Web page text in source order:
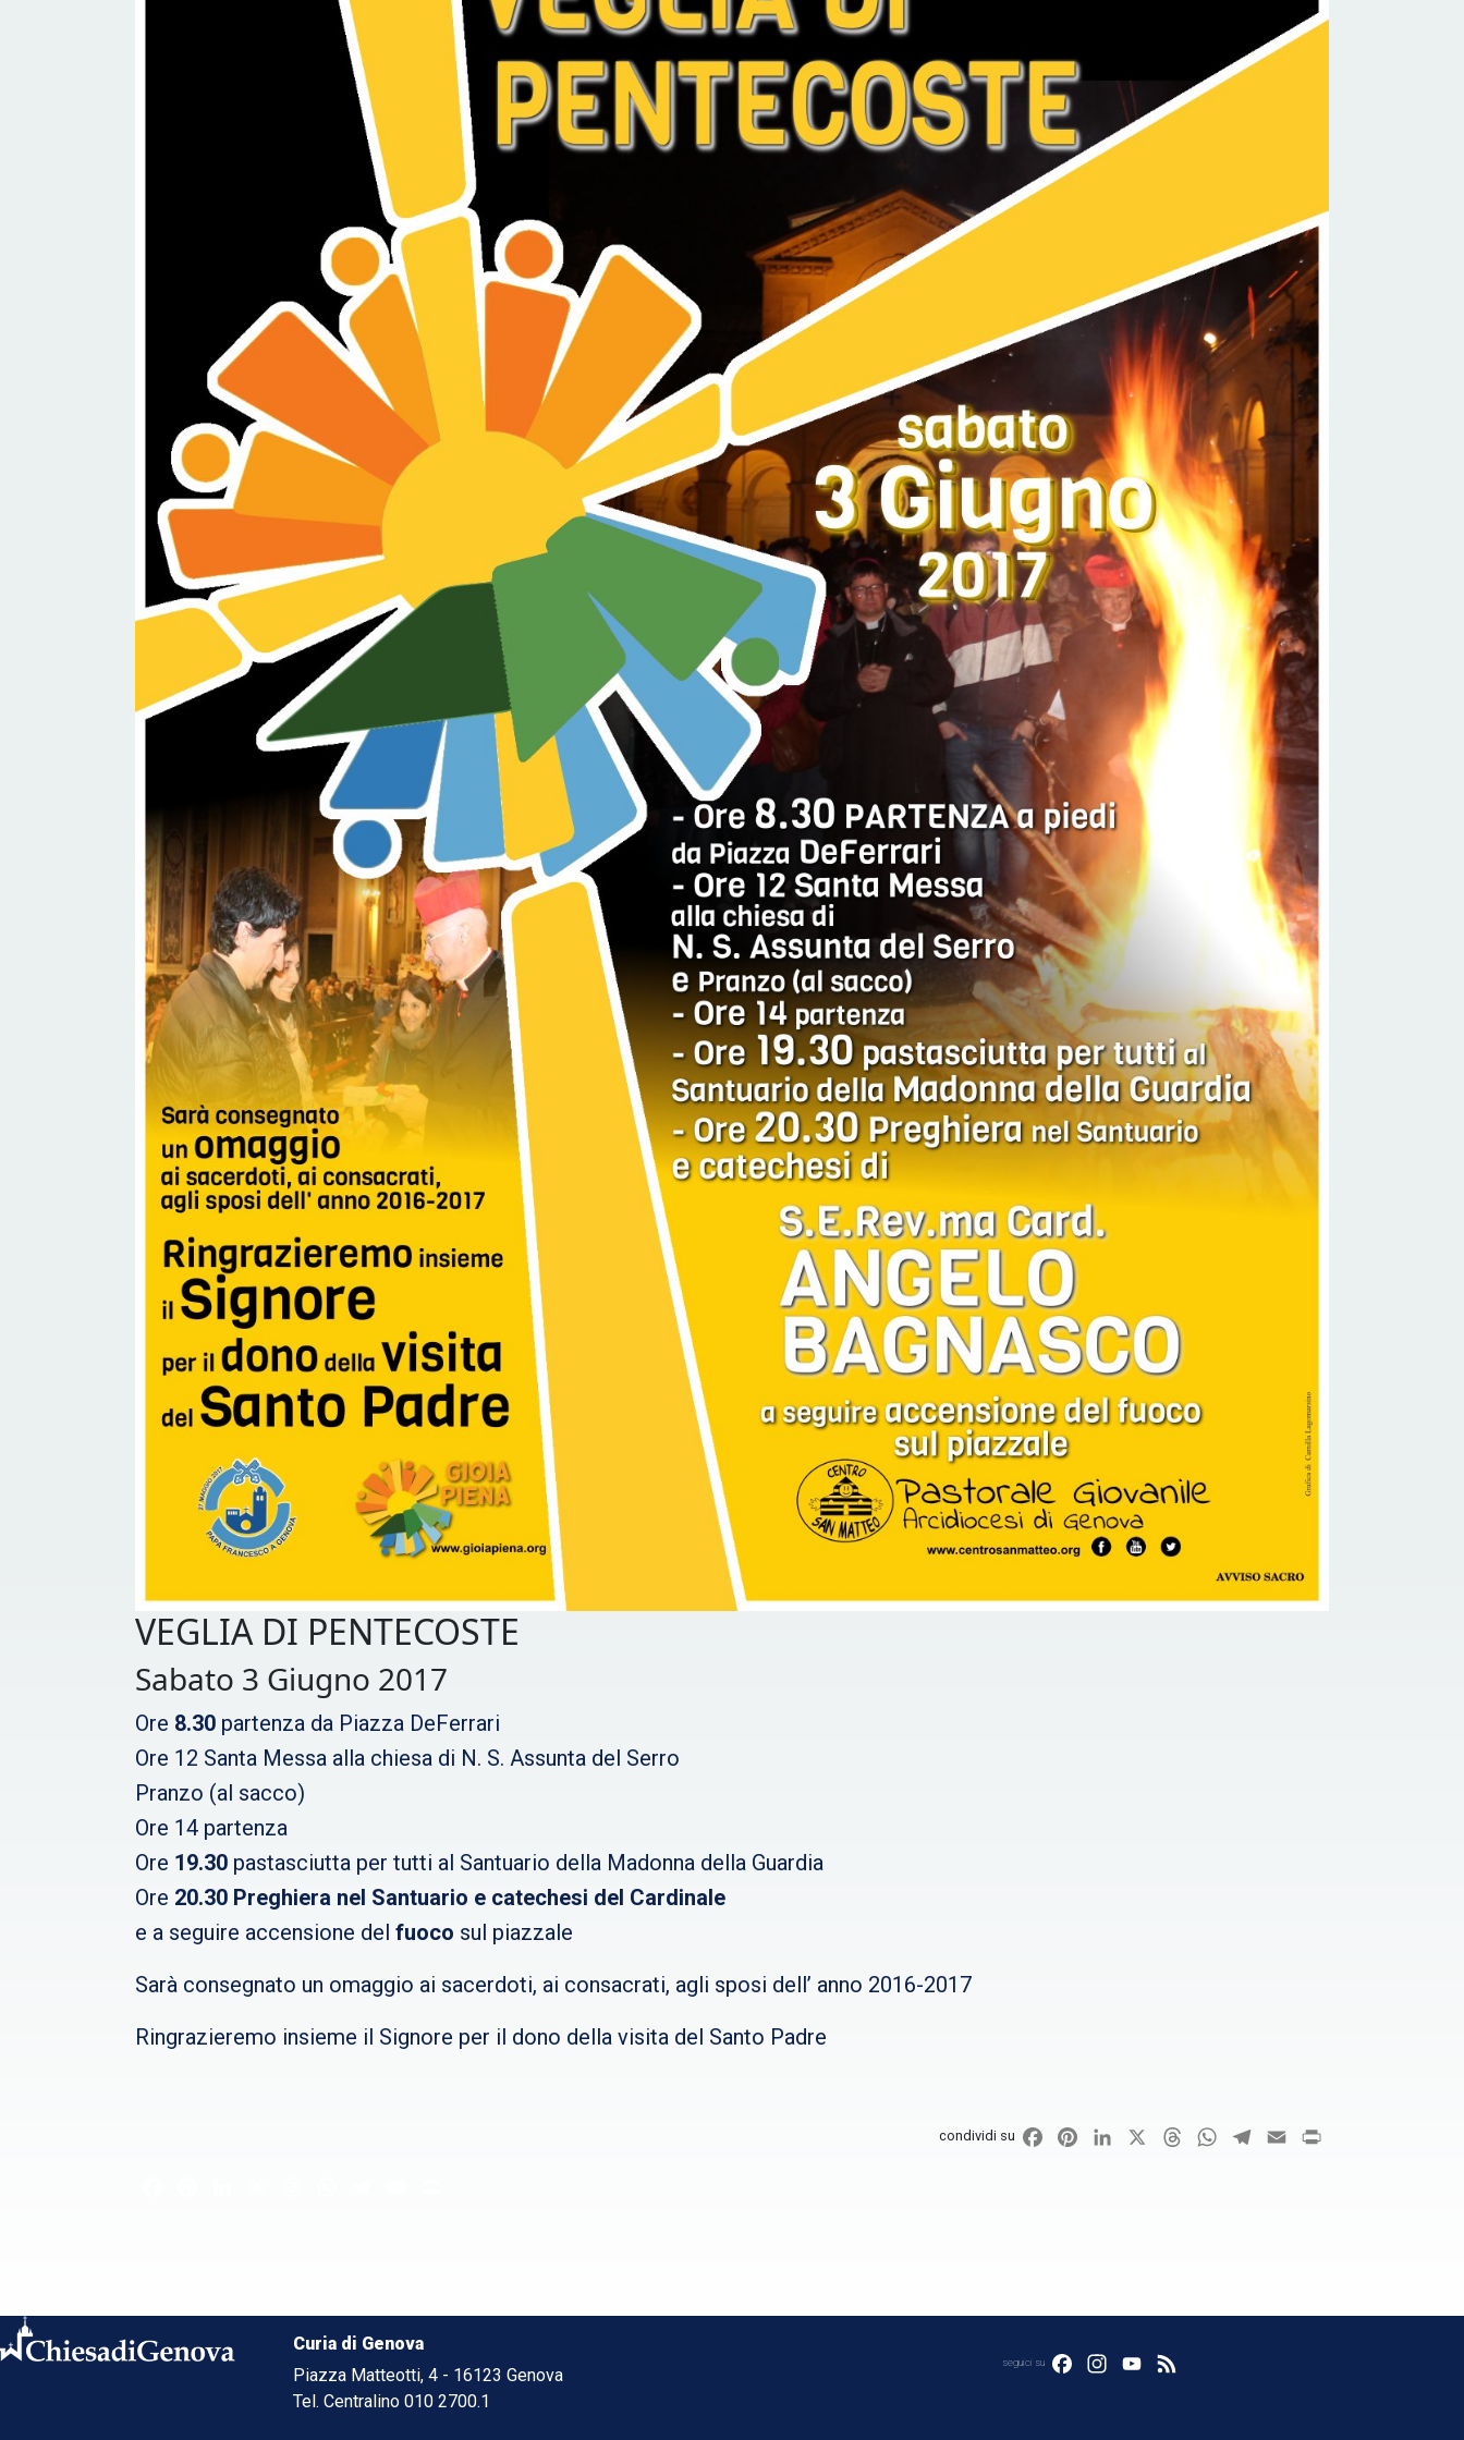
VEGLIA DI PENTECOSTE
Sabato 3 Giugno 2017
Ore 8.30 partenza da Piazza DeFerrari
Ore 12 Santa Messa alla chiesa di N. S. Assunta del Serro
Pranzo (al sacco)
Ore 14 partenza
Ore 19.30 pastasciutta per tutti al Santuario della Madonna della Guardia
Ore 20.30 Preghiera nel Santuario e catechesi del Cardinale
e a seguire accensione del fuoco sul piazzale
Sarà consegnato un omaggio ai sacerdoti, ai consacrati, agli sposi dell’ anno 2016-2017
Ringrazieremo insieme il Signore per il dono della visita del Santo Padre
condividi su FacebookPinterestLinkedIn ThreadsWhatsApp
Telegram
Email
Curia di Genova
Piazza Matteotti, 4 - 16123 Genova
Tel. Centralino 010 2700.1
seguici su FacebookInstagram
YouTube